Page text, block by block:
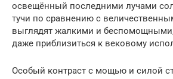
освещённый последними лучами
тучи по сравнению с
выглядят жалкими и
даже приблизиться к вековому
Особый контраст с мощью и силой